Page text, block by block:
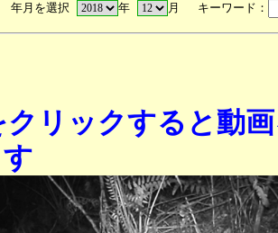
年月を選択 年 月 キーワード：
クリックすると動